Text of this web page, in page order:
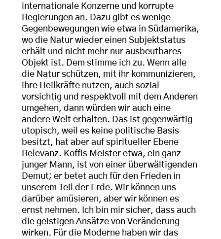
internationale Konzerne und korrupte
Regierungen an. Dazu gibt es wenige
Gegenbewegungen wie etwa in Südamerika,
wo die Natur wieder einen Subjektstatus
erhält und nicht mehr nur ausbeutbares
Objekt ist. Dem stimme ich zu. Wenn alle
die Natur schützen, mit ihr kommunizieren,
ihre Heilkräfte nutzen, auch sozial
vorsichtig und respektvoll mit dem Anderen
umgehen, dann würden wir auch eine
andere Welt erhalten. Das ist gegenwärtig
utopisch, weil es keine politische Basis
besitzt, hat aber auf spiritueller Ebene
Relevanz. Koffis Meister etwa, ein ganz
junger Mann, ist von einer überwältigenden
Demut; er betet auch für den Frieden in
unserem Teil der Erde. Wir können uns
darüber amüsieren, aber wir können es
ernst nehmen. Ich bin mir sicher, dass auch
die geistigen Ansätze von Veränderung
wirken. Für die Moderne haben wir das